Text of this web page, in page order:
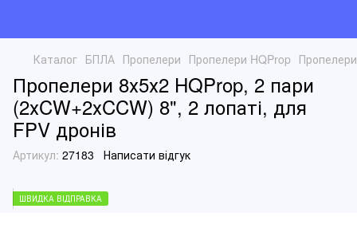
Каталог БПЛА Пропелери Пропелери HQProp
Пропелери 8х5х2 HQProp, 2 пари
(2хCW+2хCCW) 8", 2 лопаті, для
FPV дронів
Артикул: 27183 Написати відгук
ШВИДКА ВІДПРАВКА